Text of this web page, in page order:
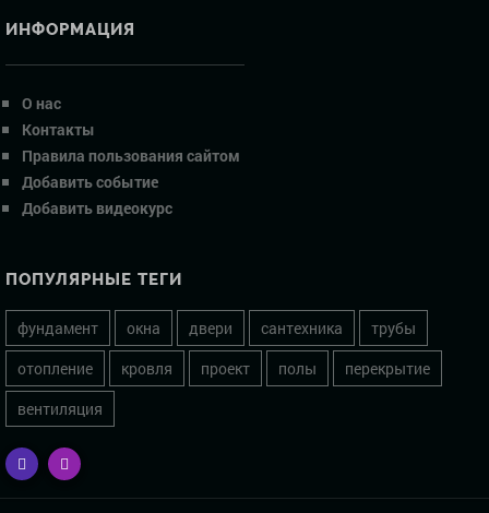
ИНФОРМАЦИЯ
О нас
Контакты
Правила пользования сайтом
Добавить событие
Добавить видеокурс
ПОПУЛЯРНЫЕ ТЕГИ
фундамент окна двери сантехника
трубы
отопление
кровля проект полы
перекрытие
вентиляция